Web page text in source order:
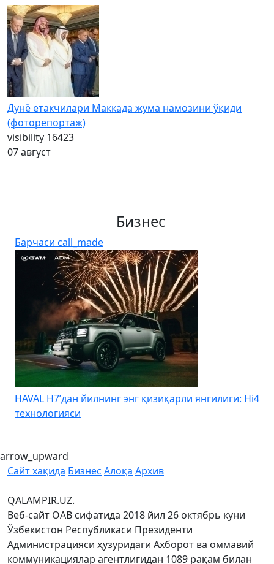
Дунё етакчилари Маккада жума намозини ўқиди
(фоторепортаж)
visibility 16423
07 август
Бизнес
Барчаси call_made
HAVAL H7’дан йилнинг энг қизиқарли янгилиги: Hi4
технологияси
arrow_upward
Сайт хақида Бизнес Алоқа Архив
QALAMPIR.UZ.
Веб-сайт ОАВ сифатида 2018 йил 26 октябрь куни
Ўзбекистон Республикаси Президенти
Администрацияси ҳузуридаги Ахборот ва оммавий
коммуникациялар агентлигидан 1089 рақам билан